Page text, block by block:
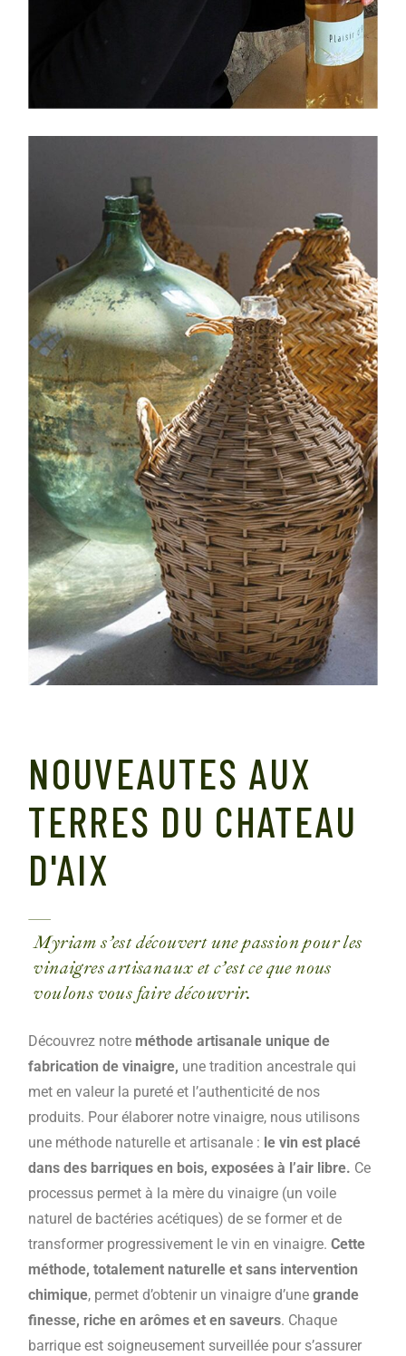
NOUVEAUTES AUX
TERRES DU CHATEAU
D'AIX
Myriam s’est découvert une passion pour les
vinaigres artisanaux et c’est ce que nous
voulons vous faire découvrir.
Découvrez notre méthode artisanale unique de
fabrication de vinaigre, une tradition ancestrale qui
met en valeur la pureté et l’authenticité de nos
produits. Pour élaborer notre vinaigre, nous utilisons
une méthode naturelle et artisanale : le vin est placé
dans des barriques en bois, exposées à l’air libre. Ce
processus permet à la mère du vinaigre (un voile
naturel de bactéries acétiques) de se former et de
transformer progressivement le vin en vinaigre.Cette
méthode, totalement naturelle et sans intervention
chimique, permet d’obtenir un vinaigre d’unegrande
finesse, riche en arômes et en saveurs. Chaque
barrique est soigneusement surveillée pour s’assurer